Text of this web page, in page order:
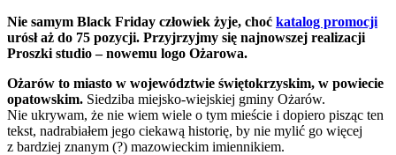
Nie samym Black Friday człowiek żyje, choć katalog promocji
urósł aż do 75 pozycji. Przyjrzyjmy się najnowszej realizacji
Proszki studio – nowemu logo Ożarowa.
Ożarów to miasto w województwie świętokrzyskim, w powiecie
opatowskim. Siedziba miejsko-wiejskiej gminy Ożarów.
Nie ukrywam, że nie wiem wiele o tym mieście i dopiero pisząc ten
tekst, nadrabiałem jego ciekawą historię, by nie mylić go więcej
z bardziej znanym (?) mazowieckim imiennikiem.